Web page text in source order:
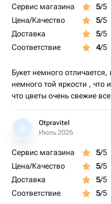
Сервис магазина 5/5
Цена/Качество
5/5
Доставка
5/5
Соответствие
4/5
Букет немного
немного той яркости , что
что цветы очень свежие
O
Otpravitel
Июль 2026
Сервис магазина 5/5
Цена/Качество
5/5
Доставка
5/5
Соответствие
5/5